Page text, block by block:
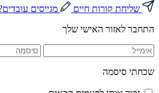
שליחת קורות חיים מגייסים
התחבר לאזור האישי שלך
שכחתי סיסמה